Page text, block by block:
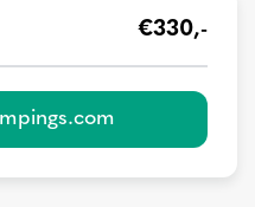
€330,-